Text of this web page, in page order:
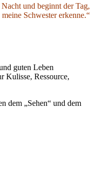
und beginnt der Tag,
Schwester erkenne.“
guten Leben
Kulisse, Ressource,
dem „Sehen“ und dem